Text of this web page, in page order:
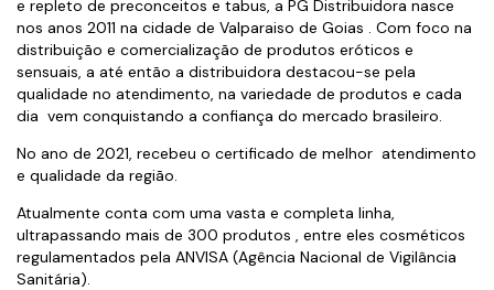
e repleto de preconceitos e tabus, a PG Distribuidora nasce
nos anos 2011 na cidade de Valparaiso de Goias . Com foco na
distribuição e comercialização de produtos eróticos e
sensuais, a até então a distribuidora destacou-se pela
qualidade no atendimento, na variedade de produtos e cada
dia vem conquistando a confiança do mercado brasileiro.
No ano de 2021, recebeu o certificado de melhor atendimento
e qualidade da região.
Atualmente conta com uma vasta e completa linha,
ultrapassando mais de 300 produtos , entre eles cosméticos
regulamentados pela ANVISA (Agência Nacional de Vigilância
Sanitária).